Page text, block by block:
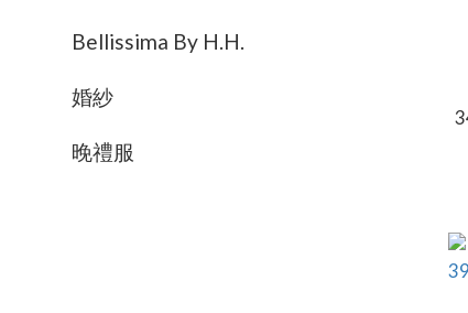
Bellissima By H.H.
婚紗
晚禮服